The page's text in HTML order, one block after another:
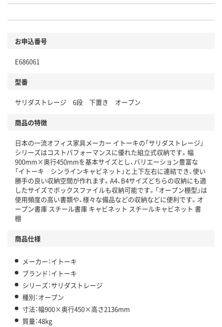
お申込番号
E686061
型番
サリダストレージ 6段 下置き オープン
商品の特徴
日本の一流オフィス家具メーカー イトーキの「サリダストレージ」
シリーズはコストパフォーマンスに優れた組立式収納です。幅
900mm×奥行450mmを基本サイズとし、バリエーション豊富な
「イトーキ シンラインキャビネット」と上下左右に連結でき、使い
勝手の良い収納空間が作れます。A4、B4サイズどちらの収納にも適
したサイズでボックスファイルも収納可能です。「オープン棚型」は
使用頻度の高い書類や、様々な備品などの収納などに便利です。オ
ープン書庫 スチール書庫 キャビネット スチールキャビネット 書
棚
商品仕様
メーカー：イトーキ
ブランド：イトーキ
シリーズ：サリダストレージ
種別：オープン
寸法：幅900×奥行450×高さ2136mm
質量：48kg